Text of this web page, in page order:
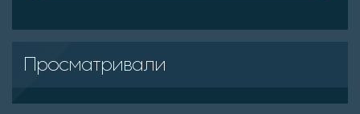
Просматривали